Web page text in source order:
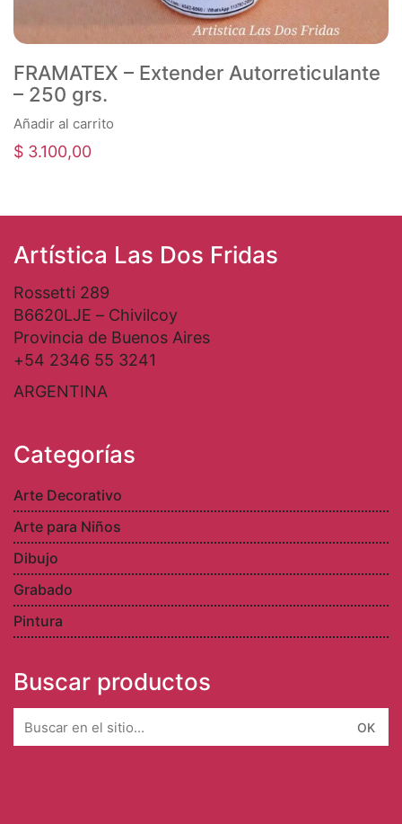
Añadir al carrito
Artística Las Dos Fridas
B6620LJE – Chivilcoy
Provincia de Buenos Aires
+54 2346 55 3241
ARGENTINA
Categorías
Arte Decorativo
Dibujo
Grabado
Pintura
Buscar productos
Search
for: